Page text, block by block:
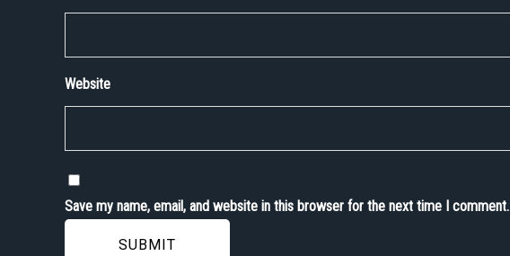
Website
Save my name, email, and website in this browser for the next time I comment.
SUBMIT